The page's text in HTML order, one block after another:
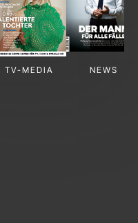
TV-MEDIA NEWS